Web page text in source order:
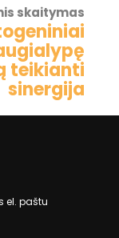
skaitymas
teikianti
sinergija
el. paštu